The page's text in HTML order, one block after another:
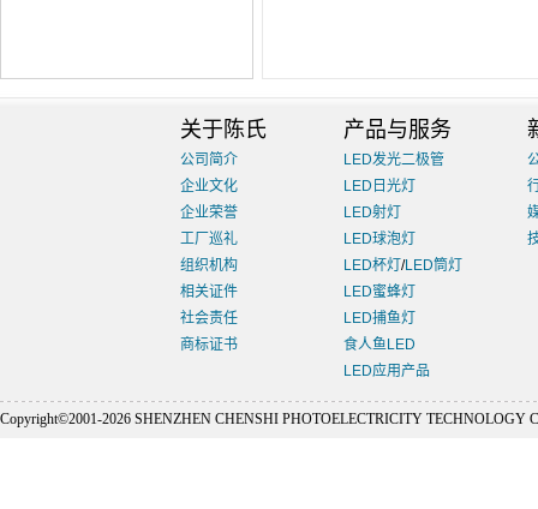
关于陈氏
公司简介
企业文化
企业荣誉
工厂巡礼
组织机构
相关证件
社会责任
商标证书
产品与服务
LED发光二极管
LED日光灯
LED射灯
LED球泡灯
LED杯灯 /LED筒灯
LED蜜蜂灯
LED捕鱼灯
食人鱼LED
LED应用产品
Copyright©2001-2026 SHENZHEN CHENSHI PHOTOELECTRICITY TECHNOLOGY